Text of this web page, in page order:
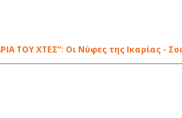
ΤΟΥ ΧΤΕΣ”: Οι Νύφες της Ικαρίας -